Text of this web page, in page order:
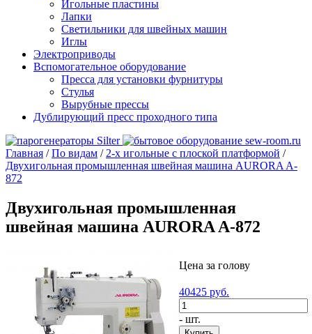
Игольные пластины
Лапки
Светильники для швейных машин
Иглы
Электроприводы
Вспомогательное оборудование
Пресса для установки фурнитуры
Стулья
Вырубные прессы
Дублирующий пресс проходного типа
Главная /По видам / 2-х игольные с плоской платформой /
Двухигольная промышленная швейная машина AURORA A-
872
Двухигольная промышленная
швейная машина AURORA A-872
Цена за голову
40425 руб.
- шт.